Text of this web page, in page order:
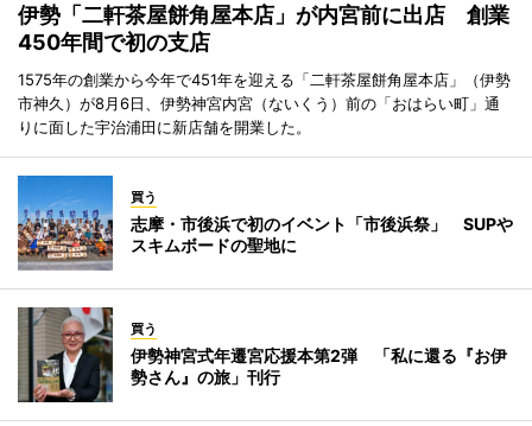
伊勢「二軒茶屋餅角屋本店」が内宮前に出店 創業
450年間で初の支店
1575年の創業から今年で451年を迎える「二軒茶屋餅角屋本店」（伊勢
市神久）が8月6日、伊勢神宮内宮（ないくう）前の「おはらい町」通
りに面した宇治浦田に新店舗を開業した。
買う
志摩・市後浜で初のイベント「市後浜祭」 SUPや
スキムボードの聖地に
買う
伊勢神宮式年遷宮応援本第2弾 「私に還る『お伊
勢さん』の旅」刊行